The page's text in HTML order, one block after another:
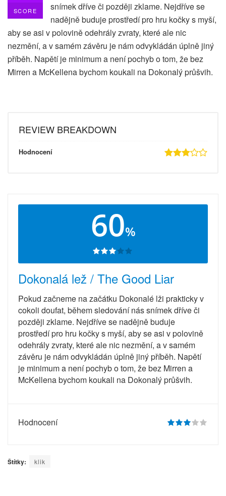
SCORE
snímek dříve či později zklame. Nejdříve se
nadějně buduje prostředí pro hru kočky s myší,
aby se asi v polovině odehrály zvraty, které ale nic
nezmění, a v samém závěru je nám odvykládán úplně jiný
příběh. Napětí je minimum a není pochyb o tom, že bez
Mirren a McKellena bychom koukali na Dokonalý průšvih.
REVIEW BREAKDOWN
Hodnocení
60%
Dokonalá lež / The Good Liar
Pokud začneme na začátku Dokonalé lži prakticky v
cokoli doufat, během sledování nás snímek dříve či
později zklame. Nejdříve se nadějně buduje
prostředí pro hru kočky s myší, aby se asi v polovině
odehrály zvraty, které ale nic nezmění, a v samém
závěru je nám odvykládán úplně jiný příběh. Napětí
je minimum a není pochyb o tom, že bez Mirren a
McKellena bychom koukali na Dokonalý průšvih.
Hodnocení
Štítky: klik